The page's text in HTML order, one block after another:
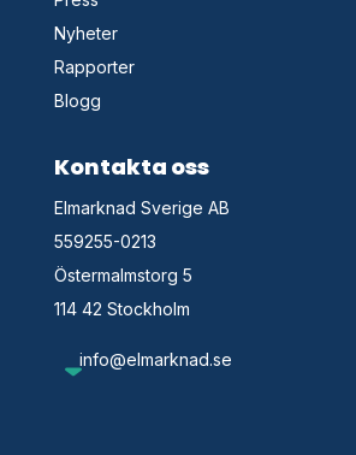
Nyheter
Rapporter
Blogg
Kontakta oss
Elmarknad Sverige AB
559255-0213
Östermalmstorg 5
114 42 Stockholm
info@elmarknad.se